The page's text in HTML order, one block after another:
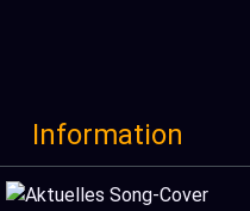
Information